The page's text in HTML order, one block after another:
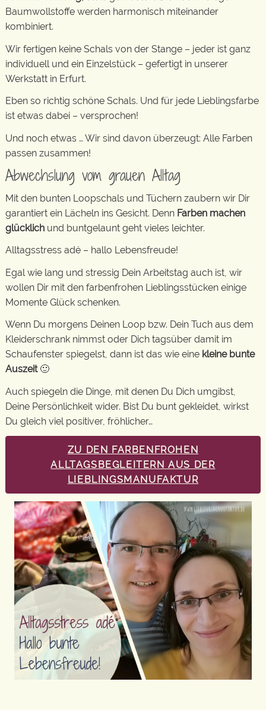
Baumwollstoffe werden harmonisch miteinander
kombiniert.
Wir fertigen keine Schals von der Stange – jeder ist ganz
individuell und ein Einzelstück – gefertigt in unserer
Werkstatt in Erfurt.
Eben so richtig schöne Schals. Und für jede Lieblingsfarbe
ist etwas dabei – versprochen!
Und noch etwas … Wir sind davon überzeugt: Alle Farben
passen zusammen!
Abwechslung vom grauen Alltag
Mit den bunten Loopschals und Tüchern zaubern wir Dir
garantiert ein Lächeln ins Gesicht. Denn Farben machen
glücklich und buntgelaunt geht vieles leichter.
Alltagsstress adé – hallo Lebensfreude!
Egal wie lang und stressig Dein Arbeitstag auch ist, wir
wollen Dir mit den farbenfrohen Lieblingsstücken einige
Momente Glück schenken.
Wenn Du morgens Deinen Loop bzw. Dein Tuch aus dem
Kleiderschrank nimmst oder Dich tagsüber damit im
Schaufenster spiegelst, dann ist das wie eine kleine bunte
Auszeit🙂
Auch spiegeln die Dinge, mit denen Du Dich umgibst,
Deine Persönlichkeit wider. Bist Du bunt gekleidet, wirkst
Du gleich viel positiver, fröhlicher…
ZU DEN FARBENFROHEN
ALLTAGSBEGLEITERN AUS DER
LIEBLINGSMANUFAKTUR